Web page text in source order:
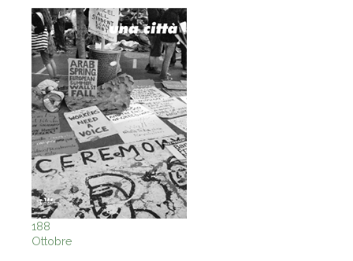
188
Ottobre